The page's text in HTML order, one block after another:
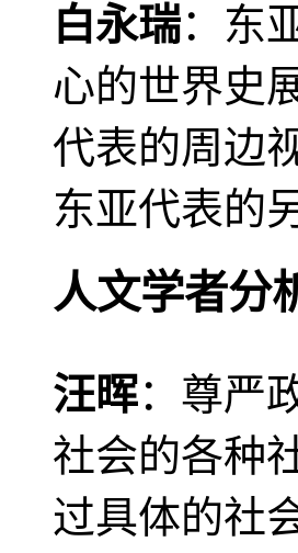
白永瑞：东
心的世界史
代表的周边
东亚代表的
人文学者分
汪晖：尊严
社会的各种
过具体的社